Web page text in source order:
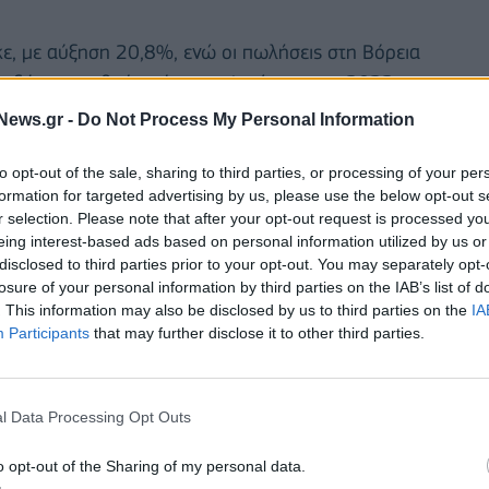
- Do Not Process My Personal Information
opt-out of the sale, sharing to third parties, or processing of your
for targeted advertising by us, please use the below opt-out
selection. Please note that after your opt-out request is processed
interest-based ads based on personal information utilized by us
to third parties prior to your opt-out. You may separately
of your personal information by third parties on the IAB’s list of
This information may also be disclosed by us to third parties on the
Participants that may further disclose it to other third parties.
Data Processing Opt Outs
opt-out of the Sharing of my personal data.
με αύξηση 20,8%, ενώ οι πωλήσεις στη Βόρεια
ρυθμό από τους α' τρίμηνο του 2022.
για τους επενδυτές, καθώς τα ισχνά
κλάδου των ειδών πολυτελείας στη χώρα
Richemont,ιδιοκτήτριας τηςCartier,και της